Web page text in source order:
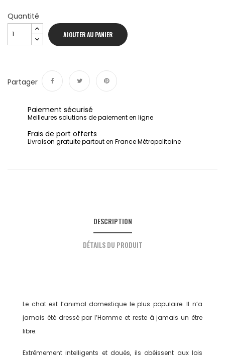
Quantité
AJOUTER AU PANIER
Partager
Paiement sécurisé
Meilleures solutions de paiement en ligne
Frais de port offerts
Livraison gratuite partout en France Métropolitaine
DESCRIPTION
DÉTAILS DU PRODUIT
Le chat est l’animal domestique le plus populaire. Il n’a
jamais été dressé par l’Homme et reste à jamais un être
libre.
Extrêmement intelligents et doués, ils obéissent aux lois